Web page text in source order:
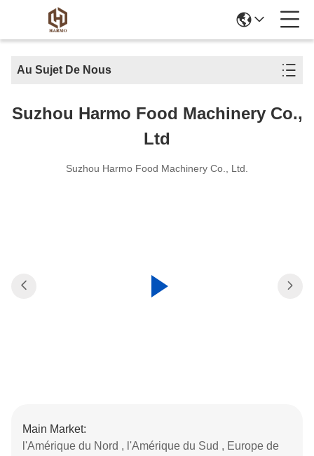
Au Sujet De Nous
Suzhou Harmo Food Machinery Co.,
Ltd
Suzhou Harmo Food Machinery Co., Ltd.
Main Market:
l'Amérique du Nord , l'Amérique du Sud , Europe de